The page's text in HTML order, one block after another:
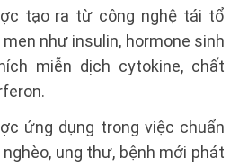
tạo ra từ công nghệ tái tổ
như insulin, hormone sinh
miễn dịch cytokine, chất
ứng dụng trong việc chuẩn
ung thư, bệnh mới phát